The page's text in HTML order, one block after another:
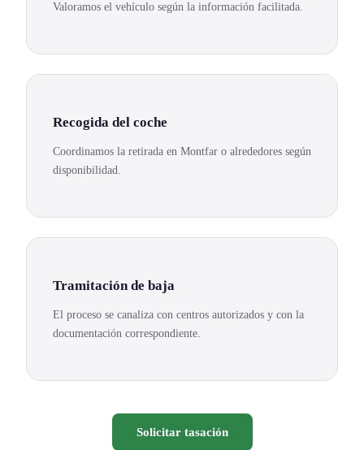
Valoramos el vehículo según la información facilitada.
Recogida del coche
Coordinamos la retirada en Montfar o alrededores según
disponibilidad.
Tramitación de baja
El proceso se canaliza con centros autorizados y con la
documentación correspondiente.
Solicitar tasación